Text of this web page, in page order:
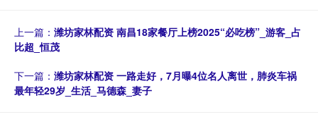
上一篇： 潍坊家林配资 南昌18家餐厅上榜2025“必吃榜”_游客_占
比超_恒茂
下一篇： 潍坊家林配资 一路走好，7月曝4位名人离世，肺炎车祸
最年轻29岁_生活_马德森_妻子